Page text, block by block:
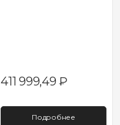
411 999,49₽
Подробнее